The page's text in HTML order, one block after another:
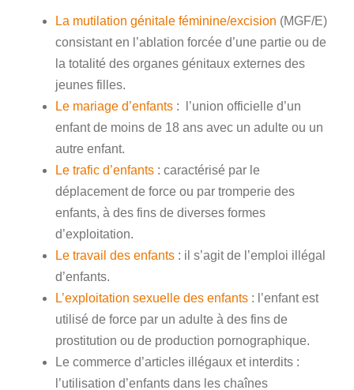
La mutilation génitale féminine/excision (MGF/E)
consistant en l’ablation forcée d’une partie ou de
la totalité des organes génitaux externes des
jeunes filles.
Le mariage d’enfants : l’union officielle d’un
enfant de moins de 18 ans avec un adulte ou un
autre enfant.
Le trafic d’enfants : caractérisé par le
déplacement de force ou par tromperie des
enfants, à des fins de diverses formes
d’exploitation.
Le travail des enfants : il s’agit de l’emploi illégal
d’enfants.
L’exploitation sexuelle des enfants : l’enfant est
utilisé de force par un adulte à des fins de
prostitution ou de production pornographique.
Le commerce d’articles illégaux et interdits :
l’utilisation d’enfants dans les chaînes